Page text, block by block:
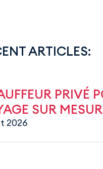
ARTICLES:
PRIVÉ
SUR
2026